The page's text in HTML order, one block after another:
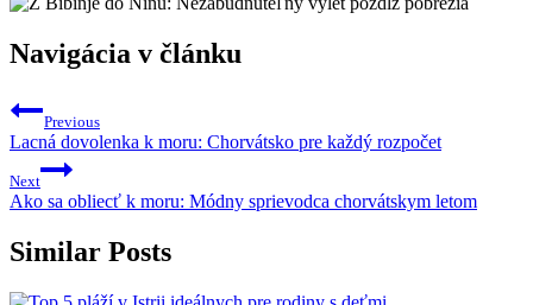
Navigácia v článku
Previous
Lacná dovolenka k moru: Chorvátsko pre každý rozpočet
Next
Ako sa obliecť k moru: Módny sprievodca chorvátskym letom
Similar Posts